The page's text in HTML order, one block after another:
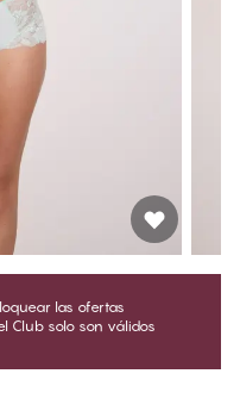
las ofertas
Club solo son válidos